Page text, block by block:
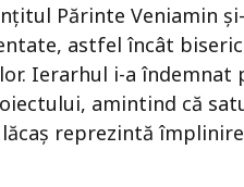
Părinte Veniamin
astfel încât
Ierarhul i-a îndemnat
amintind că
reprezintă